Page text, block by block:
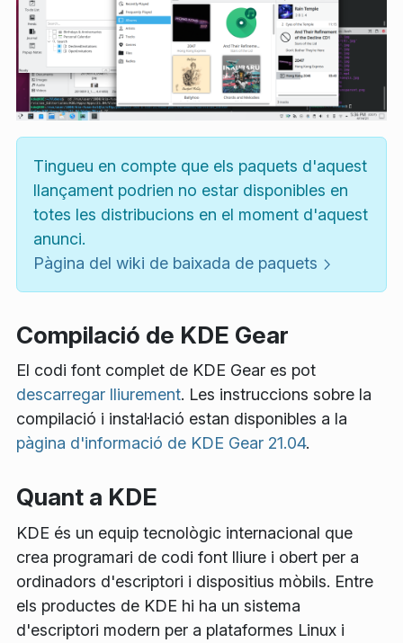
Tingueu en compte que els paquets d'aquest
llançament podrien no estar disponibles en
totes les distribucions en el moment d'aquest
anunci.
Pàgina del wiki de baixada de paquets
Compilació de KDE Gear
El codi font complet de KDE Gear es pot
descarregar lliurement. Les instruccions sobre la
compilació i instal·lació estan disponibles a la
pàgina d'informació de KDE Gear 21.04.
Quant a KDE
KDE és un equip tecnològic internacional que
crea programari de codi font lliure i obert per a
ordinadors d'escriptori i dispositius mòbils. Entre
els productes de KDE hi ha un sistema
d'escriptori modern per a plataformes Linux i